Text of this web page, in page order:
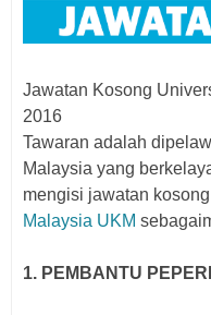
Jawatan Kosong
2016
Tawaran adalah
Malaysia yang
mengisi jawatan
Malaysia UKM
1. PEMBANTU